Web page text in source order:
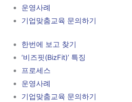
운영사례
기업맞춤교육 문의하기
한번에 보고 찾기
‘비즈핏(BizFit)’ 특징
프로세스
운영사례
기업맞춤교육 문의하기